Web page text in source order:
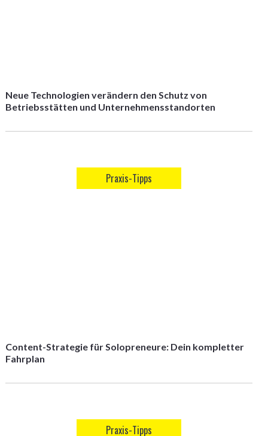
Neue Technologien verändern den Schutz von
Betriebsstätten und Unternehmensstandorten
Praxis-Tipps
Content-Strategie für Solopreneure: Dein kompletter
Fahrplan
Praxis-Tipps